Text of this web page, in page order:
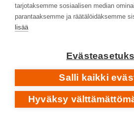
tarjotaksemme sosiaalisen median
parantaaksemme ja räätälöidäksemme
lisää
Salli kaikki
Hyväksy